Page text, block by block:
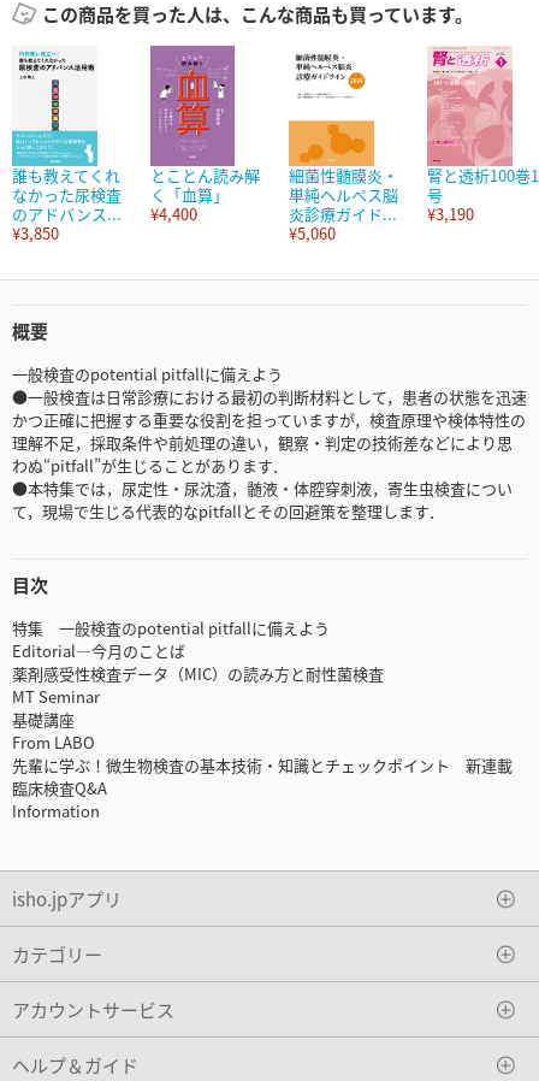
この商品を買った人は、こんな商品も買っています。
誰も教えてくれ
なかった尿検査
のアドバンス...
¥3,850
とことん読み解
く「血算」
¥4,400
細菌性髄膜炎・
単純ヘルペス脳
炎診療ガイド...
¥5,060
腎と透析100巻1
号
¥3,190
概要
一般検査のpotential pitfallに備えよう
●一般検査は日常診療における最初の判断材料として，患者の状態を迅速
かつ正確に把握する重要な役割を担っていますが，検査原理や検体特性の
理解不足，採取条件や前処理の違い，観察・判定の技術差などにより思
わぬ“pitfall”が生じることがあります．
●本特集では，尿定性・尿沈渣，髄液・体腔穿刺液，寄生虫検査につい
て，現場で生じる代表的なpitfallとその回避策を整理します．
目次
特集 一般検査のpotential pitfallに備えよう
Editorial―今月のことば
薬剤感受性検査データ（MIC）の読み方と耐性菌検査
MT Seminar
基礎講座
From LABO
先輩に学ぶ！微生物検査の基本技術・知識とチェックポイント 新連載
臨床検査Q&A
Information
isho.jpアプリ
カテゴリー
アカウントサービス
ヘルプ＆ガイド